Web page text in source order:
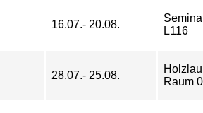
16.07.- 20.08.
L116
28.07.- 25.08.
Raum